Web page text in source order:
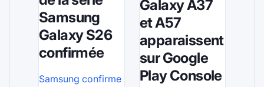
Samsung
Galaxy S26
confirmée
Samsung confirme
Galaxy A37
et A57
apparaissent
sur Google
Play Console